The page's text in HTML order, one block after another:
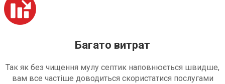
Багато витрат
Так як без чищення мулу септик наповнюється швидше,
вам все частіше доводиться скористатися послугами